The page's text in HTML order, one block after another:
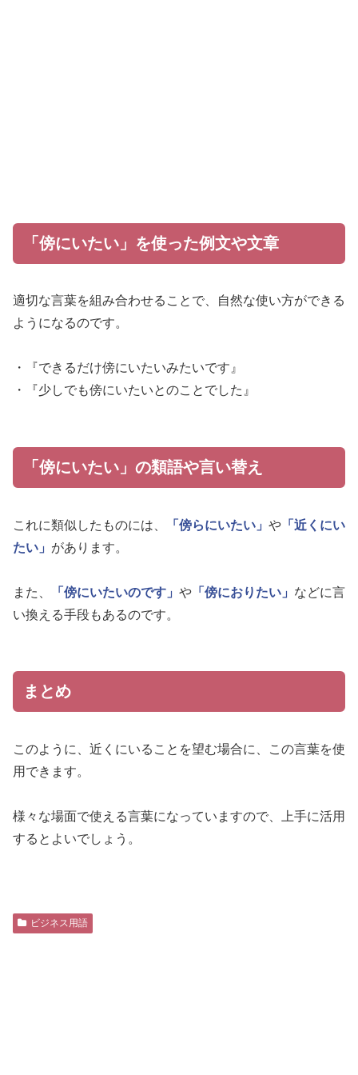
「傍にいたい」を使った例文や文章
適切な言葉を組み合わせることで、自然な使い方ができる
ようになるのです。
・『できるだけ傍にいたいみたいです』
・『少しでも傍にいたいとのことでした』
「傍にいたい」の類語や言い替え
これに類似したものには、 「傍らにいたい」 や 「近くにい
たい」 があります。
また、 「傍にいたいのです」 や 「傍におりたい」 などに言
い換える手段もあるのです。
まとめ
このように、近くにいることを望む場合に、この言葉を使
用できます。
様々な場面で使える言葉になっていますので、上手に活用
するとよいでしょう。
ビジネス用語